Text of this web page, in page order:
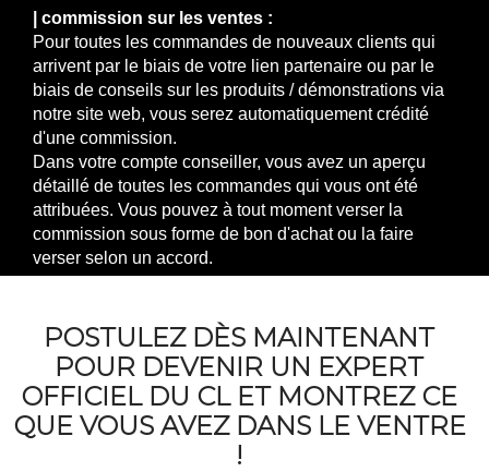
| commission sur les ventes :
Pour toutes les commandes de nouveaux clients qui
arrivent par le biais de votre lien partenaire ou par le
biais de conseils sur les produits / démonstrations via
notre site web, vous serez automatiquement crédité
d'une commission.
Dans votre compte conseiller, vous avez un aperçu
détaillé de toutes les commandes qui vous ont été
attribuées. Vous pouvez à tout moment verser la
commission sous forme de bon d'achat ou la faire
verser selon un accord.
POSTULEZ DÈS MAINTENANT
POUR DEVENIR UN EXPERT
OFFICIEL DU CL ET MONTREZ CE
QUE VOUS AVEZ DANS LE VENTRE
!